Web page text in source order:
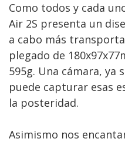
Como todos y cada
Air 2S presenta un
a cabo más
plegado de
595g. Una cámara, ya
puede capturar esas
la posteridad.
Asimismo nos